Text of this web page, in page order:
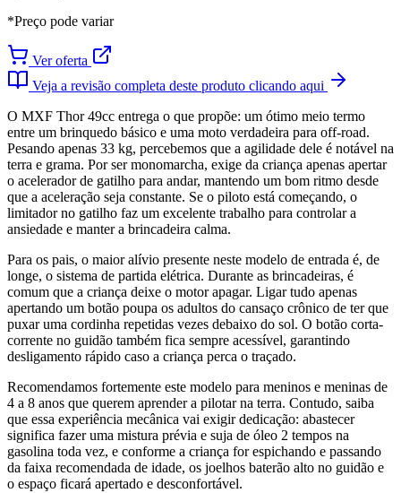
*Preço pode variar
Ver oferta
Veja a revisão completa deste produto clicando aqui
O MXF Thor 49cc entrega o que propõe: um ótimo meio termo
entre um brinquedo básico e uma moto verdadeira para off-road.
Pesando apenas 33 kg, percebemos que a agilidade dele é notável na
terra e grama. Por ser monomarcha, exige da criança apenas apertar
o acelerador de gatilho para andar, mantendo um bom ritmo desde
que a aceleração seja constante. Se o piloto está começando, o
limitador no gatilho faz um excelente trabalho para controlar a
ansiedade e manter a brincadeira calma.
Para os pais, o maior alívio presente neste modelo de entrada é, de
longe, o sistema de partida elétrica. Durante as brincadeiras, é
comum que a criança deixe o motor apagar. Ligar tudo apenas
apertando um botão poupa os adultos do cansaço crônico de ter que
puxar uma cordinha repetidas vezes debaixo do sol. O botão corta-
corrente no guidão também fica sempre acessível, garantindo
desligamento rápido caso a criança perca o traçado.
Recomendamos fortemente este modelo para meninos e meninas de
4 a 8 anos que querem aprender a pilotar na terra. Contudo, saiba
que essa experiência mecânica vai exigir dedicação: abastecer
significa fazer uma mistura prévia e suja de óleo 2 tempos na
gasolina toda vez, e conforme a criança for espichando e passando
da faixa recomendada de idade, os joelhos baterão alto no guidão e
o espaço ficará apertado e desconfortável.